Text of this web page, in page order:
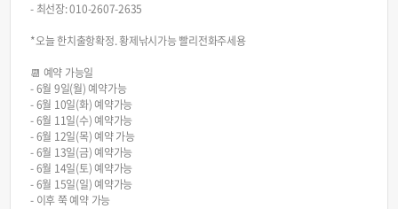
- 최선장: 010-2607-2635
*오늘 한치출항확정. 황제낚시가능 빨리전화주세용
📆 예약 가능일
- 6월 9일(월) 예약가능
- 6월 10일(화) 예약가능
- 6월 11일(수) 예약가능
- 6월 12일(목) 예약 가능
- 6월 13일(금) 예약가능
- 6월 14일(토) 예약가능
- 6월 15일(일) 예약가능
- 이후 쭉 예약 가능